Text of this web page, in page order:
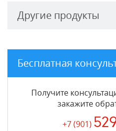
Другие продукты
Бесплатная
Получите
закажите
+7 (901)